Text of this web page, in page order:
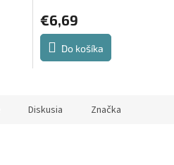
€6,69
Do košíka
Diskusia Značka